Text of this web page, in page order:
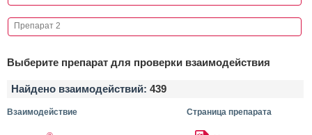
Выберите препарат для проверки взаимодействия
Найдено взаимодействий: 439
Взаимодействие Страница препарата